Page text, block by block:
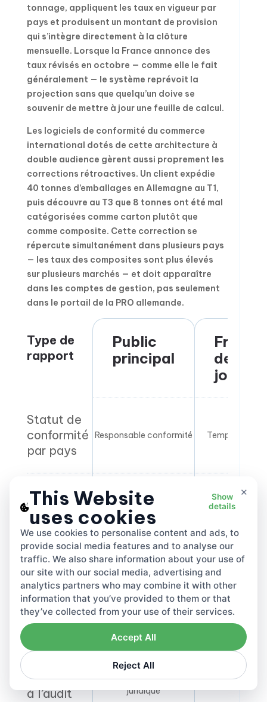
tonnage, appliquent les taux en vigueur par
pays et produisent un montant de provision
qui s’intègre directement à la clôture
mensuelle. Lorsque la France annonce des
taux révisés en octobre — comme elle le fait
généralement — le système reprévoit la
projection sans que quelqu’un doive se
souvenir de mettre à jour une feuille de calcul.
Les logiciels de conformité du commerce
international dotés de cette architecture à
double audience gèrent aussi proprement les
corrections rétroactives. Un client expédie
40 tonnes d’emballages en Allemagne au T1,
puis découvre au T3 que 8 tonnes ont été mal
catégorisées comme carton plutôt que
comme composite. Cette correction se
répercute simultanément dans plusieurs pays
— les taux des composites sont plus élevés
sur plusieurs marchés — et doit apparaître
dans les comptes de gestion, pas seulement
dans le portail de la PRO allemande.
Type de
rapport
Public
principal
de
jour
Statut de
conformité
par pays
Responsable conformité Temps réel /
Tonnage
de
matériaux
par marché
Conformité + équipe
données
Provision
de coût
EPR
Finance / CFO
préparation
à l’audit
Juridique / direction
juridique
×
This Website
uses cookies
Show
details
We use cookies to personalise content and ads, to
provide social media features and to analyse our
traffic. We also share information about your use of
our site with our social media, advertising and
analytics partners who may combine it with other
information that you’ve provided to them or that
they’ve collected from your use of their services.
Reject All
Accept All